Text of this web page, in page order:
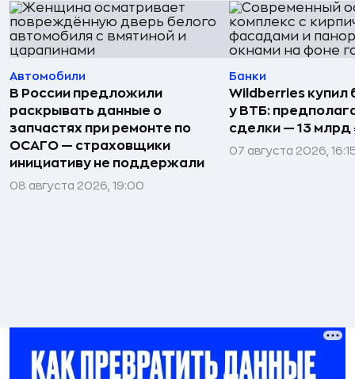
Автомобили
В России предложили
раскрывать данные о
запчастях при ремонте по
ОСАГО — страховщики
инициативу не поддержали
08 августа 2026, 19:00
Банки
Wildberries купил
у ВТБ:
сделки — 13 млрд
07 августа 2026,